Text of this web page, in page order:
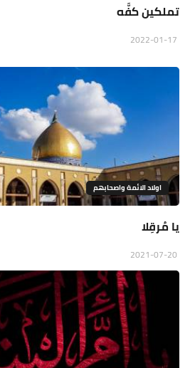
تملكين كفَّه
اولاد الائمة واصحابهم
يا مُرقِلا